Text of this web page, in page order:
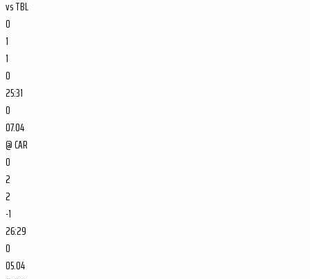
vsTBL
0
1
1
0
25:31
0
07.04
@CAR
0
2
2
-1
26:29
0
05.04